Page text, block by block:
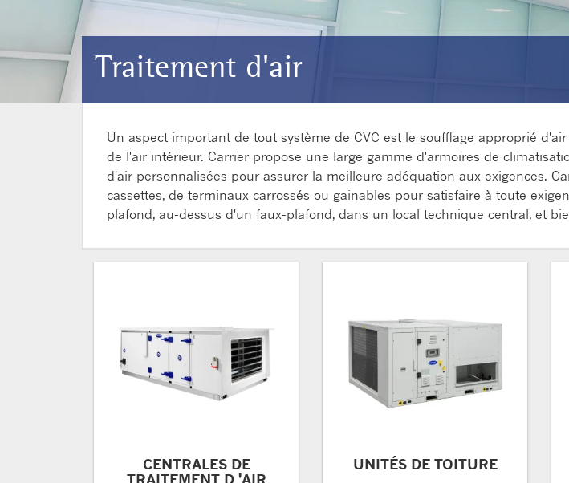
Traitement d'air
Un aspect important de tout système de CVC est le soufflage approprié
de l'air intérieur. Carrier propose une large gamme d'armoires de
d'air personnalisées pour assurer la meilleure adéquation aux exigences.
cassettes, de terminaux carrossés ou gainables pour satisfaire à toute
plafond, au-dessus d'un faux-plafond, dans un local technique central, et
CENTRALES DE
TRAITEMENT D 'AIR
UNITÉS DE TOITURE